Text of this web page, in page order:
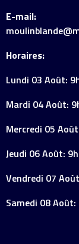
E-mail:
Horaires:
Lundi 03 Août:
Mardi 04 Août:
Mercredi 05
Jeudi 06 Août:
Vendredi 07
Samedi 08